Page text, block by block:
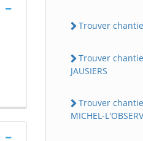
Trouver
Trouver
JAUSIERS
Trouver
MICHEL-